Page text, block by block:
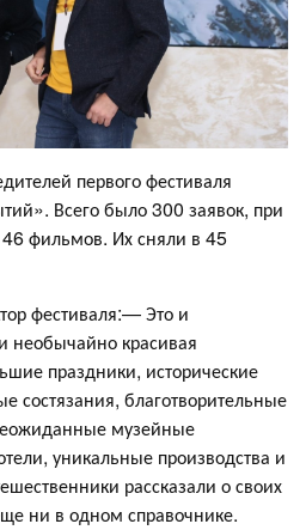
первого фестиваля
Всего было 300 заявок, при
фильмов. Их сняли в 45
фестиваля:— Это и
необычайно красивая
праздники, исторические
состязания, благотворительные
музейные
уникальные производства и
рассказали о своих
ни в одном справочнике.